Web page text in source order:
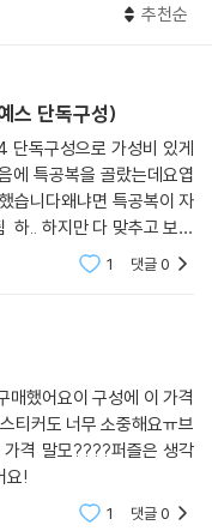
추천순
스 단독구성)
단독구성으로 가성비 있게
에 특공복을 골랐는데요엽
습니다왜냐면 특공복이 자
하.. 하지만 다 맞추고 보면
1 댓글0
매했어요이 구성에 이 가격
티커도 너무 소중해요ㅠ브
격 말모????퍼즐은 생각
요!
1 댓글0